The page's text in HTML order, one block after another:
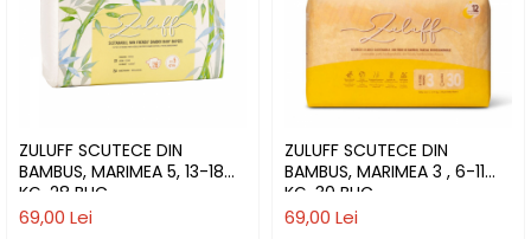
ZULUFF SCUTECE DIN
BAMBUS, MARIMEA 5, 13-18
KG, 28 BUC
69,00 Lei
ZULUFF SCUTECE DIN
BAMBUS, MARIMEA 3 , 6-11
KG, 30 BUC
69,00 Lei